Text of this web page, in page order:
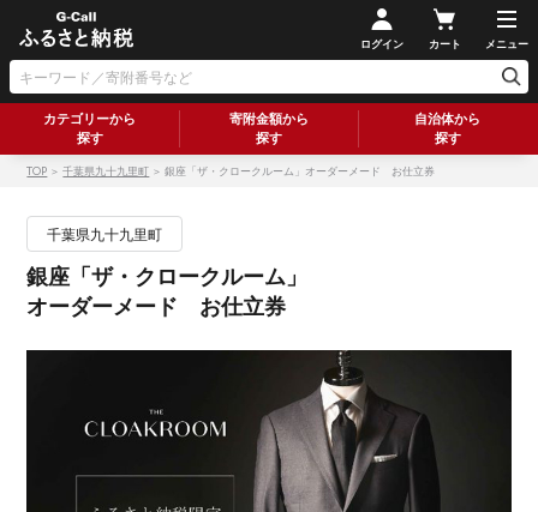
ログイン カート メニュー
カテゴリーから
探す
寄附金額から
探す
自治体から
探す
TOP ＞千葉県九十九里町 ＞ 銀座「ザ・クロークルーム」オーダーメード お仕立券
千葉県九十九里町
銀座「ザ・クロークルーム」
オーダーメード お仕立券